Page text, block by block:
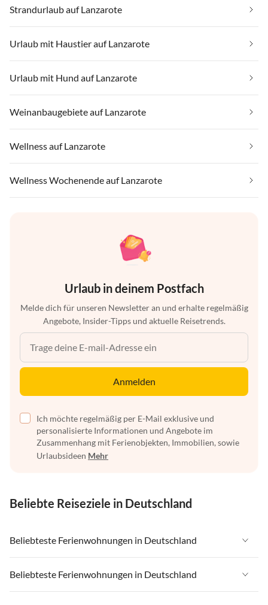
Strandurlaub auf Lanzarote
Urlaub mit Haustier auf Lanzarote
Urlaub mit Hund auf Lanzarote
Weinanbaugebiete auf Lanzarote
Wellness auf Lanzarote
Wellness Wochenende auf Lanzarote
Urlaub in deinem Postfach
Melde dich für unseren Newsletter an und erhalte regelmäßig
Angebote, Insider-Tipps und aktuelle Reisetrends.
Anmelden
Ich möchte regelmäßig per E-Mail exklusive und
personalisierte Informationen und Angebote im
Zusammenhang mit Ferienobjekten, Immobilien, sowie
Urlaubsideen Mehr
Beliebte Reiseziele in Deutschland
Beliebteste Ferienwohnungen in Deutschland
Ferienwohnungen in Deutschland
Ferienwohnungen in Ostsee
Beliebteste Ferienwohnungen in Deutschland